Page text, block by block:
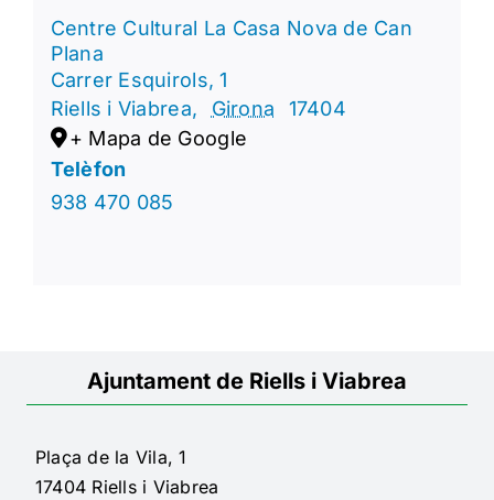
Centre Cultural La Casa Nova de Can
Plana
Carrer Esquirols, 1
Riells i Viabrea, Girona
17404
+ Mapa de Google
Telèfon
938 470 085
Ajuntament de Riells i Viabrea
Plaça de la Vila, 1
17404 Riells i Viabrea